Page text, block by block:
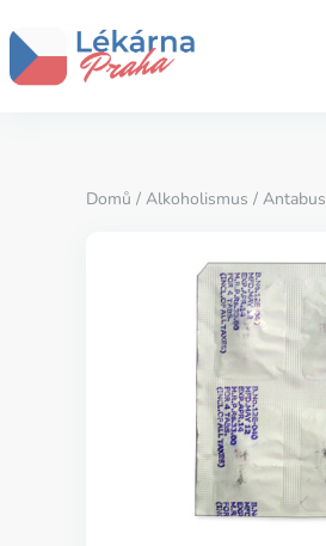
Domů / Alkoholismus / Antabus